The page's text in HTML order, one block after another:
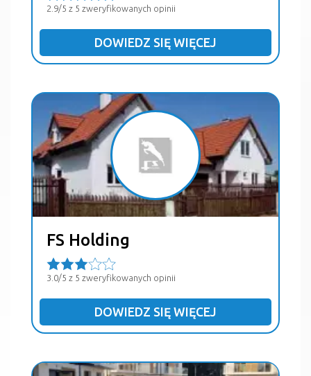
2.9/5 z 5 zweryfikowanych opinii
DOWIEDZ SIĘ WIĘCEJ
FS Holding
3.0/5 z 5 zweryfikowanych opinii
DOWIEDZ SIĘ WIĘCEJ